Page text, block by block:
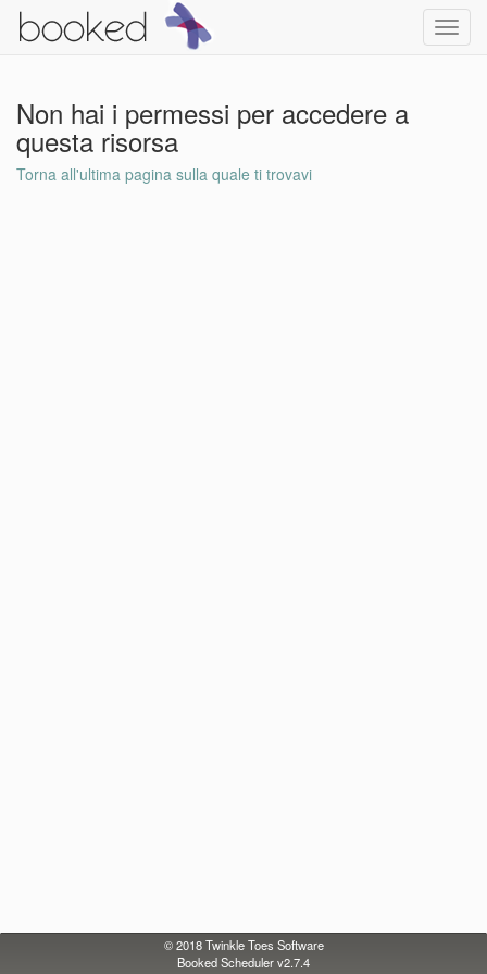
Non hai i permessi per accedere a
questa risorsa
Torna all'ultima pagina sulla quale ti trovavi
© 2018Twinkle Toes Software
Booked Scheduler v2.7.4